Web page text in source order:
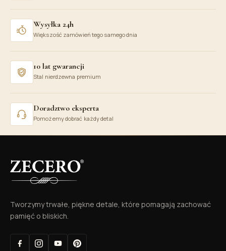
Wysyłka 24h
Większość zamówień tego samego dnia
10 lat gwarancji
Stal nierdzewna premium
Doradztwo eksperta
Pomożemy dobrać każdy detal
Tworzymy trwałe, piękne detale, które pomagają zachować
pamięć o bliskich.